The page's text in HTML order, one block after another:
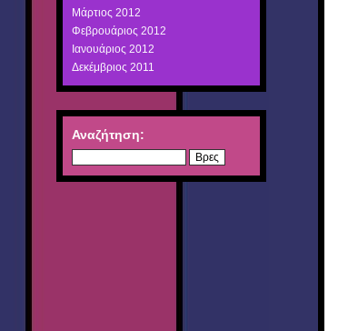
Μάρτιος 2012
Φεβρουάριος 2012
Ιανουάριος 2012
Δεκέμβριος 2011
Αναζήτηση: